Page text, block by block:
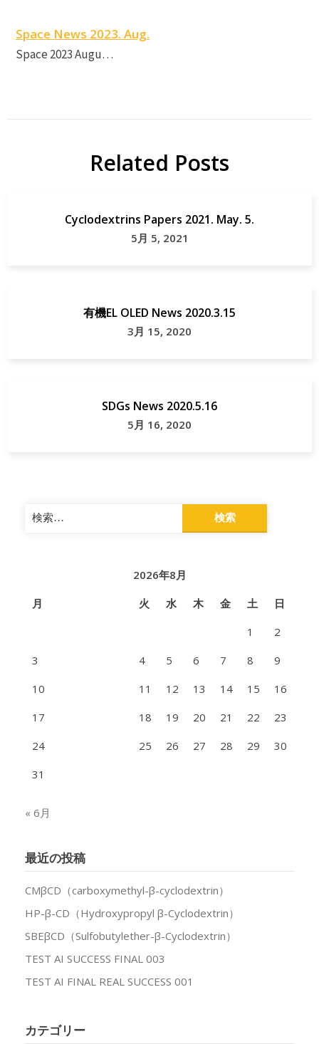
Space News 2023. Aug.
Space 2023 Augu…
Related Posts
Cyclodextrins Papers 2021. May. 5.
5月 5, 2021
有機EL OLED News 2020.3.15
3月 15, 2020
SDGs News 2020.5.16
5月 16, 2020
検
索:
2026年8月
月
火 水 木 金 土
日
1
2
3
4 5 6 7 8
9
10
11 12 13 14 15
16
17
18 19 20 21 22
23
24
25 26 27 28 29
30
31
« 6月
最近の投稿
CMβCD（carboxymethyl-β-cyclodextrin）
HP-β-CD（Hydroxypropyl β-Cyclodextrin）
SBEβCD（Sulfobutylether-β-Cyclodextrin）
TEST AI SUCCESS FINAL 003
TEST AI FINAL REAL SUCCESS 001
カテゴリー